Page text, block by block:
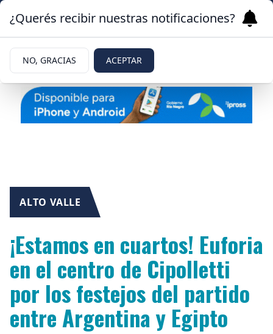
ALTO VALLE
¡Estamos en cuartos! Euforia
en el centro de Cipolletti
por los festejos del partido
entre Argentina y Egipto
¿Querés recibir nuestras notificaciones?
NO, GRACIAS ACEPTAR